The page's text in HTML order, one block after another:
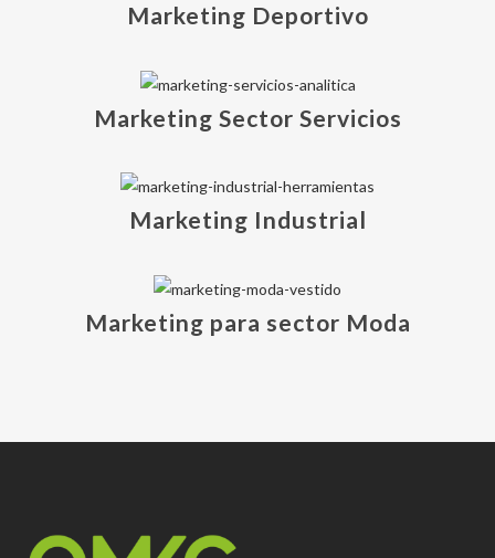
Marketing Deportivo
Marketing Sector Servicios
Marketing Industrial
Marketing para sector Moda